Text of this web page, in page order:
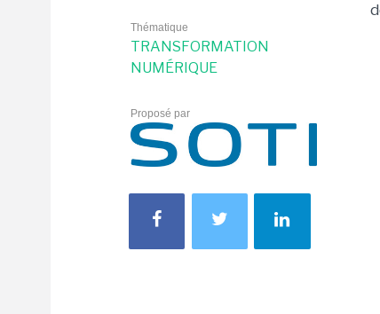
Thématique
TRANSFORMATION
NUMÉRIQUE
Proposé par